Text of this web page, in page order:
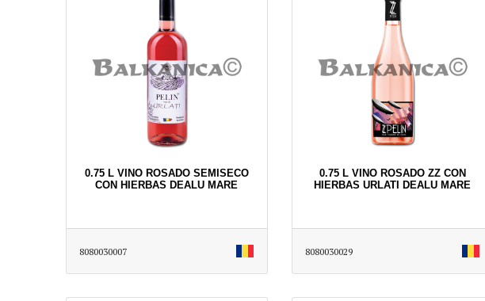
0.75 L VINO ROSADO SEMISECO
CON HIERBAS DEALU MARE
8080030007
0.75 L VINO ROSADO ZZ CON
HIERBAS URLATI DEALU MARE
8080030029